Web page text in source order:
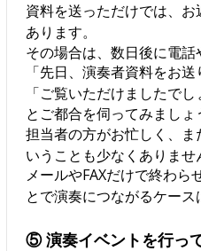
資料を送っただけでは、
あります。
その場合は、数日後に電話
「先日、演奏者資料をお送
「ご覧いただけましたでし
とご都合を伺ってみましょ
担当者の方がお忙しく、
いうことも少なくありませ
メールやFAXだけで終わら
とで演奏につながるケース
⑤ 演奏イベントを行っ